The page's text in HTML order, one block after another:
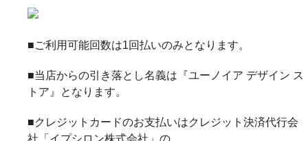
■ご利用可能回数は1回払いのみとなります。
■当店からの引き落とし名義は『ユーノイア デザイン ス
トア』となります。
■クレジットカードのお支払いはクレジット決済代行会
社「イプシロン株式会社」の